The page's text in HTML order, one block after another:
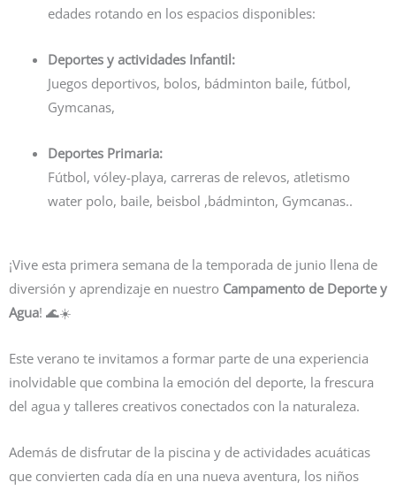
edades rotando en los espacios disponibles:
Deportes y actividades Infantil:
Juegos deportivos, bolos, bádminton baile, fútbol,
Gymcanas,
Deportes Primaria:
Fútbol, vóley-playa, carreras de relevos, atletismo
water polo, baile, beisbol ,bádminton, Gymcanas..
¡Vive esta primera semana de la temporada de junio llena de
diversión y aprendizaje en nuestro Campamento de Deporte y
Agua! 🌊☀️
Este verano te invitamos a formar parte de una experiencia
inolvidable que combina la emoción del deporte, la frescura
del agua y talleres creativos conectados con la naturaleza.
Además de disfrutar de la piscina y de actividades acuáticas
que convierten cada día en una nueva aventura, los niños